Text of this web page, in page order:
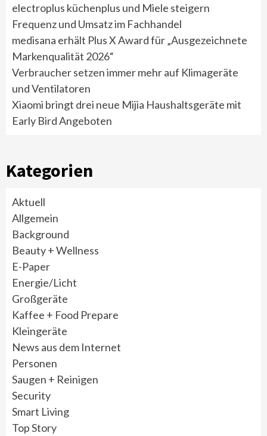
electroplus küchenplus und Miele steigern
Frequenz und Umsatz im Fachhandel
medisana erhält Plus X Award für „Ausgezeichnete
Markenqualität 2026“
Verbraucher setzen immer mehr auf Klimageräte
und Ventilatoren
Xiaomi bringt drei neue Mijia Haushaltsgeräte mit
Early Bird Angeboten
Kategorien
Aktuell
Allgemein
Background
Beauty + Wellness
E-Paper
Energie/Licht
Großgeräte
Kaffee + Food Prepare
Kleingeräte
News aus dem Internet
Personen
Saugen + Reinigen
Security
Smart Living
Top Story